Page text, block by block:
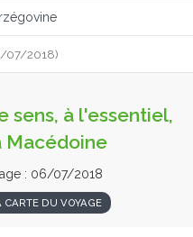
07/2018)
sens, à l'essentiel,
Macédoine
: 06/07/2018
CARTE DU VOYAGE